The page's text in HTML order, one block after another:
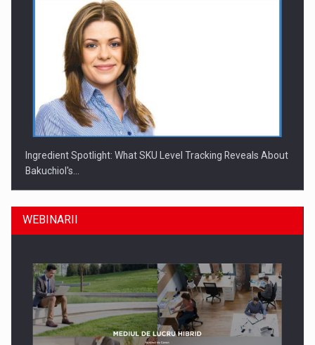
Ingredient Spotlight: What SKU Level Tracking Reveals About
Bakuchiol's…
WEBINARII